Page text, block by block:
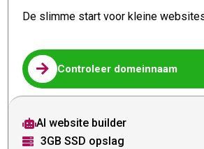
De slimme start voor kleine
 Controleer domeinnaam
AI website builder
 3GB SSD opslag